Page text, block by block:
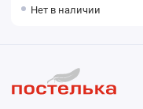
Нет в наличии